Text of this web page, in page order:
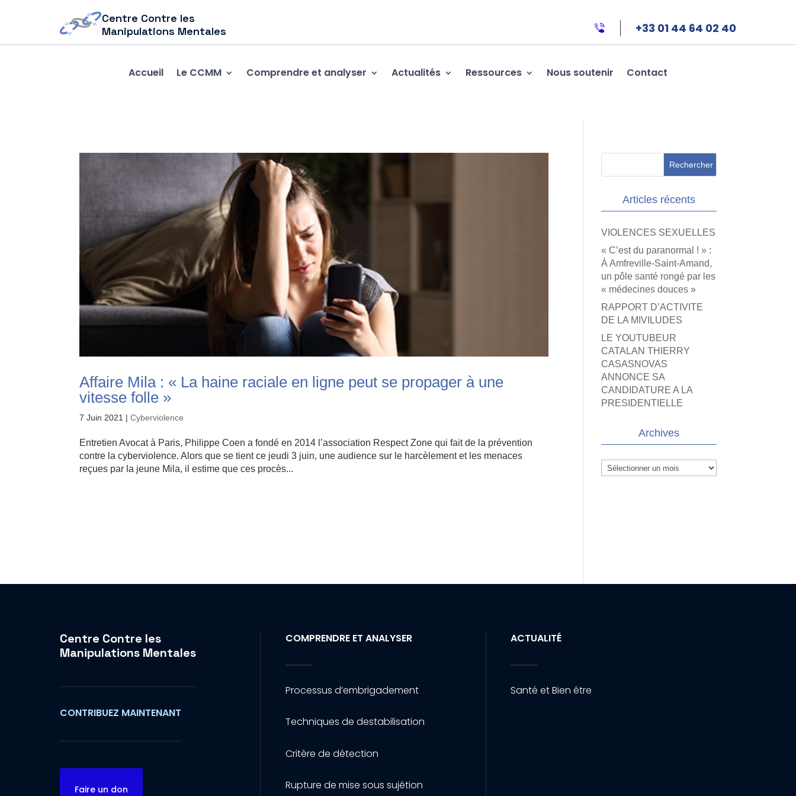
Centre Contre les
Manipulations Mentales
+33 01 44 64 02 40
Accueil Le CCMM Comprendre et analyser Actualités Ressources Nous soutenir Contact
Affaire Mila : « La haine raciale en ligne peut se propager à une
vitesse folle »
7 Juin 2021 |Cyberviolence
Entretien Avocat à Paris, Philippe Coen a fondé en 2014 l’association Respect Zone qui fait de la prévention
contre la cyberviolence. Alors que se tient ce jeudi 3 juin, une audience sur le harcèlement et les menaces
reçues par la jeune Mila, il estime que ces procès...
Articles récents
VIOLENCES SEXUELLES
« C’est du paranormal ! » :
À Amfreville-Saint-Amand,
un pôle santé rongé par les
« médecines douces »
RAPPORT D’ACTIVITE
DE LA MIVILUDES
LE YOUTUBEUR
CATALAN THIERRY
CASASNOVAS
ANNONCE SA
CANDIDATURE A LA
PRESIDENTIELLE
Archives
Archives
Centre Contre les
Manipulations Mentales
CONTRIBUEZ MAINTENANT
Faire un don
COMPRENDRE ET ANALYSER
Processus d’embrigadement
Techniques de destabilisation
Critère de détection
Rupture de mise sous sujétion
ACTUALITÉ
Santé et Bien être